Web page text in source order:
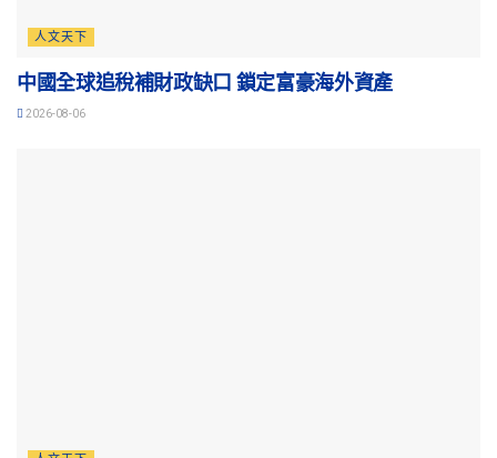
人文天下
中國全球追稅補財政缺口 鎖定富豪海外資產
2026-08-06